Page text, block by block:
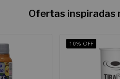
Ofertas inspiradas
10% OFF